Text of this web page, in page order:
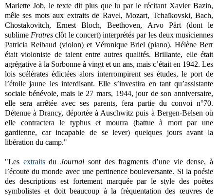
Mariette Job, le texte dit plus que lu par le récitant Xavier Bazin,
mêle ses mots aux extraits de Ravel, Mozart, Tchaïkovski, Bach,
Chostakovitch, Ernest Bloch, Beethoven, Arvo Pärt (dont le
sublime Fratresclôt le concert) interprétés par les deux musiciennes
Patricia Reibaud (violon) et Véronique Briel (piano). Hélène Berr
était violoniste de talent entre autres qualités. Brillante, elle était
agrégative à la Sorbonne à vingt et un ans, mais c’était en 1942. Les
lois scélérates édictées alors interrompirent ses études, le port de
l’étoile jaune les interdisant. Elle s’investira en tant qu’assistante
sociale bénévole, mais le 27 mars, 1944, jour de son anniversaire,
elle sera arrêtée avec ses parents, fera partie du convoi n°70.
Détenue à Drancy, déportée à Auschwitz puis à Bergen-Belsen où
elle contractera le typhus et mourra (battue à mort par une
gardienne, car incapable de se lever) quelques jours avant la
libération du camp."
"Les extraitsduJournal sont des fragments d’une vie dense, à
l’écoute du monde avec une pertinence bouleversante. Si la poésie
des descriptions est fortement marquée par le style des poètes
symbolistes et doit beaucoup à la fréquentation des œuvres de